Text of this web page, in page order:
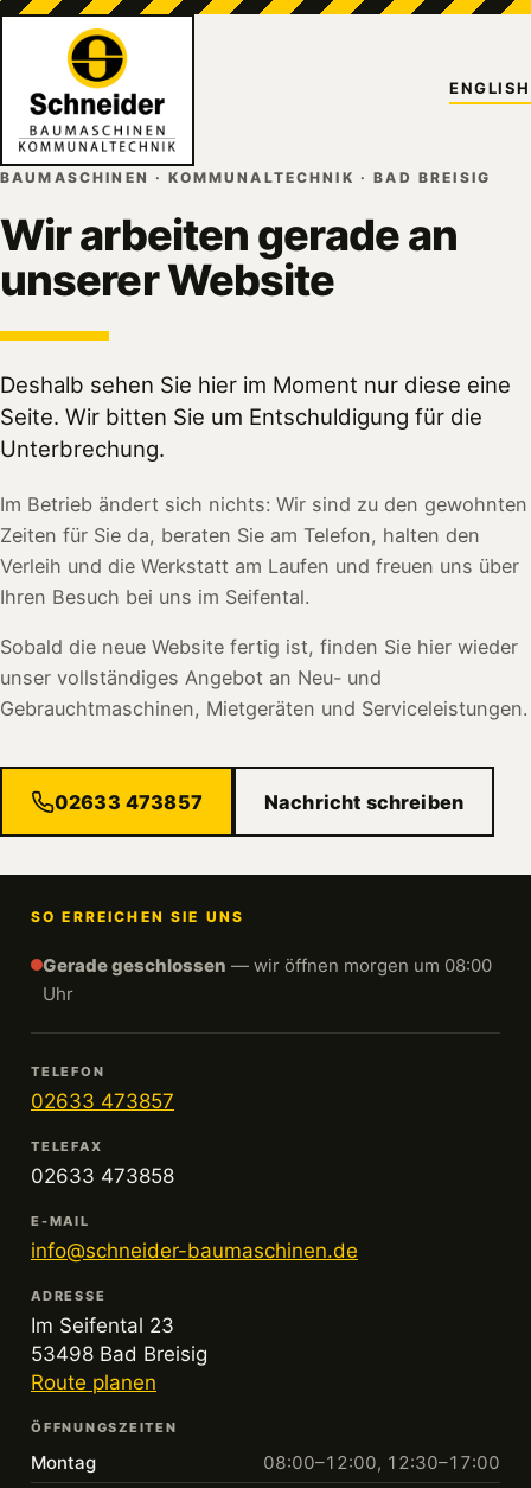
ENGLISH
BAUMASCHINEN · KOMMUNALTECHNIK · BAD BREISIG
Wir arbeiten gerade an
unserer Website
Deshalb sehen Sie hier im Moment nur diese eine
Seite. Wir bitten Sie um Entschuldigung für die
Unterbrechung.
Im Betrieb ändert sich nichts: Wir sind zu den gewohnten
Zeiten für Sie da, beraten Sie am Telefon, halten den
Verleih und die Werkstatt am Laufen und freuen uns über
Ihren Besuch bei uns im Seifental.
Sobald die neue Website fertig ist, finden Sie hier wieder
unser vollständiges Angebot an Neu- und
Gebrauchtmaschinen, Mietgeräten und Serviceleistungen.
02633 473857 Nachricht schreiben
SO ERREICHEN SIE UNS
Gerade geschlossen — wir öffnen morgen um 08:00
Uhr
TELEFON
02633 473857
TELEFAX
02633 473858
E-MAIL
info@schneider-baumaschinen.de
ADRESSE
Im Seifental 23
53498 Bad Breisig
Route planen
ÖFFNUNGSZEITEN
Montag
08:00–12:00, 12:30–17:00